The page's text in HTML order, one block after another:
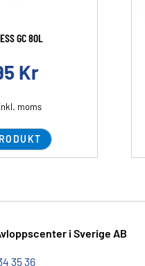
GC 80L
Kr
inkl. moms
i Sverige AB
35 36